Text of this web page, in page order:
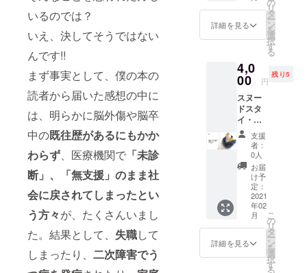
いるのでは？
いえ、決してそうではない
んです!!
まず事実として、僕の本の
読者から届いた感想の中に
は、明らかに脳外傷や脳卒
中の既往歴があるにもかか
わらず 、医療機関で 「未診
断」、「無支援」のまま社
会に戻されてしまったとい
う方々が、たくさんいまし
た。結果として、 失職して
しまったり、 二次障害でう
ねたリ
になり
ますの
般に販
売され
ている
価格よ
り高く
なりま
すこと
をご了
承の
上、支
援をお
願いい
たしま
す。 書
籍内容
等につ
いて
https://
bookclu
b.kodan
り高く
なりま
承の
上、支
援をお
願いい
たしま
す。 書
籍内容
等につ
いて
https://
www.a
mazon.
co.jp/gp
/produc
t/B08R
K
動画は
サイン
入りの
いとい
う場合
は、備
考欄に
その旨
を記載
してく
ださ
い。 な
お、こ
のクラ
ウド
ファン
ディン
援を兼
ねたリ
画配信
サイト
での
でのリ
ターン
ますの
で、イ
ンター
ネット
で動画
配信サ
イトが
見られ
る環境
である
ことが
条件と
す。た
だし、
れか
け）と
たり、
またあ
スヌー
ドとし
て首の
保温や
汗取り
にした
り、自
由な感
覚で使
える
「アダ
プティ
ブ
ファッ
れた輪
の形に
なって
かぶる
だけで
おしゃ
れにキ
マる
「ス
ヌード
タイプ
のスタ
イ」で
す。あ
る時は
スタイ
（よだ
れか
け）と
して水
詳細を見る
の
リ
タ
ー
ン
を
選
択
す
る
4,0
00 円
残り5
スヌー
ドスタ
イ・イ
エロー
fromao
ooさん
からの
リター
ンで
す。 は
じめか
らねじ
れた輪
の形に
なって
支援
者：
0人
お届
け予
定：
2021
年02
月
詳細を見る
こ
の
リ
タ
ー
ン
を
選
択
す
る